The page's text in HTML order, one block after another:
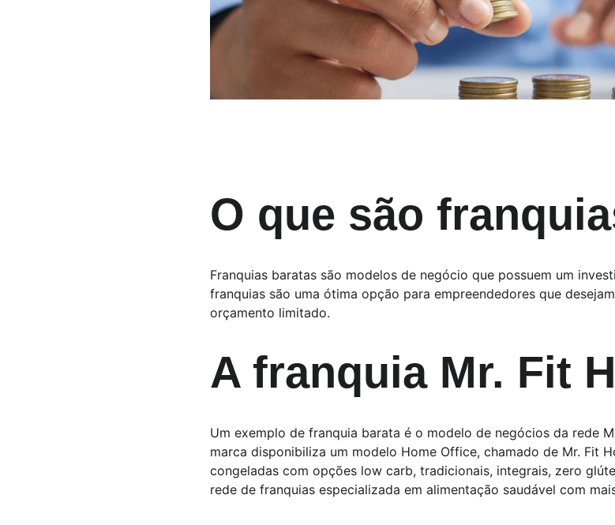
O que são
Franquias baratas são modelos de negócio que possuem um
franquias são uma ótima opção para empreendedores que
orçamento limitado.
A franquia Mr. Fit
Um exemplo de franquia barata é o modelo de negócios da rede
marca disponibiliza um modelo Home Office, chamado de Mr. Fit
congeladas com opções low carb, tradicionais, integrais, zero
rede de franquias especializada em alimentação saudável com